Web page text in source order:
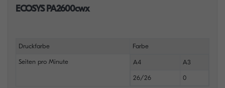
ECOSYS PA2600cwx
Druckfarbe Farbe
Seiten pro Minute A4 A3
26/26 0